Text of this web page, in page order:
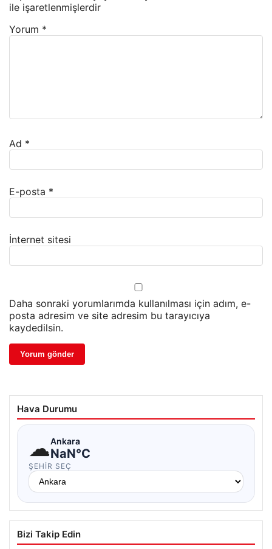
ile işaretlenmişlerdir
Yorum *
Ad *
E-posta *
İnternet sitesi
Daha sonraki yorumlarımda kullanılması için adım, e-
posta adresim ve site adresim bu tarayıcıya
kaydedilsin.
Hava Durumu
☁Ankara
NaN°C
ŞEHIR SEÇ
Bizi Takip Edin